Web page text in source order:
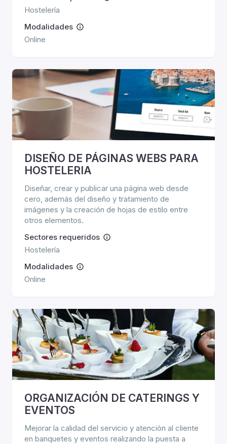
Hostelería
Modalidades
Online
DISEÑO DE PÁGINAS WEBS PARA
HOSTELERIA
Diseñar, crear y publicar una página web desde
cero, además del diseño y tratamiento de
imágenes y la creación de hojas de estilo entre
otros elementos.
Sectores requeridos
Hostelería
Modalidades
Online
ORGANIZACIÓN DE CATERINGS Y
EVENTOS
Mejorar la calidad del servicio y atención al cliente
en banquetes y eventos realizando la puesta a